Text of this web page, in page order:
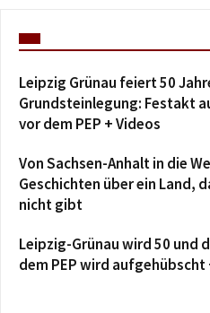
Leipzig Grünau feiert 50
Grundsteinlegung: Festakt
vor dem PEP + Videos
Von Sachsen-Anhalt in die
Geschichten über ein Land,
nicht gibt
Leipzig-Grünau wird 50 und
dem PEP wird aufgehübscht